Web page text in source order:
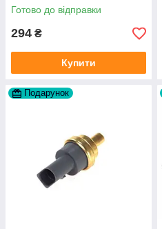
Готово до відправки
294 ₴
Купити
Подарунок